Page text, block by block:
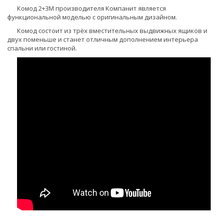
Комод 2+3М производителя Компанит является
функциональной моделью с оригинальным дизайном.
Комод состоит из трёх вместительных выдвижных ящиков и
двух поменьше и станет отличным дополнением интерьера
спальни или гостиной.